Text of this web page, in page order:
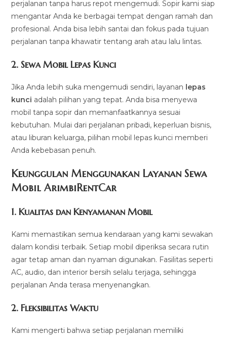
perjalanan tanpa harus repot mengemudi. Sopir kami siap
mengantar Anda ke berbagai tempat dengan ramah dan
profesional. Anda bisa lebih santai dan fokus pada tujuan
perjalanan tanpa khawatir tentang arah atau lalu lintas.
2.Sewa Mobil Lepas Kunci
Jika Anda lebih suka mengemudi sendiri, layanan lepas
kunci adalah pilihan yang tepat. Anda bisa menyewa
mobil tanpa sopir dan memanfaatkannya sesuai
kebutuhan. Mulai dari perjalanan pribadi, keperluan bisnis,
atau liburan keluarga, pilihan mobil lepas kunci memberi
Anda kebebasan penuh.
Keunggulan Menggunakan Layanan Sewa
Mobil ArimbiRentCar
1.Kualitas dan Kenyamanan Mobil
Kami memastikan semua kendaraan yang kami sewakan
dalam kondisi terbaik. Setiap mobil diperiksa secara rutin
agar tetap aman dan nyaman digunakan. Fasilitas seperti
AC, audio, dan interior bersih selalu terjaga, sehingga
perjalanan Anda terasa menyenangkan.
2.Fleksibilitas Waktu
Kami mengerti bahwa setiap perjalanan memiliki